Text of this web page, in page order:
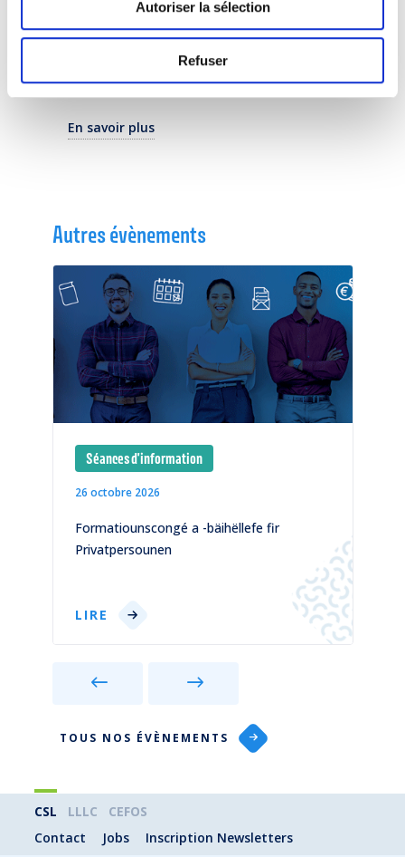
Autoriser la sélection
Refuser
données – France et Luxembourg
Dr Yves Lasar– Président de la Société de
Radiologie Luxembourgeoise
Amir Hajjam El Hassani
adjoint du laboratoire SYNERGIES
En savoir plus
Autres évènements
Séances d'information
26 octobre 2026
Formatiounscongé a -bäihëllefe fir
Privatpersounen
LIRE
TOUS NOS ÉVÈNEMENTS
CSL LLLC
CEFOS
Contact
Jobs Inscription Newsletters